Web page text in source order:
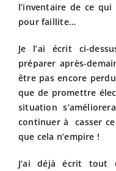
l’inventaire de ce
pour faillite…
Je l’ai écrit ci-
préparer après-
être pas encore
que de promettre
situation
continuer à casser
que cela n’empire !
J’ai déjà écrit tout